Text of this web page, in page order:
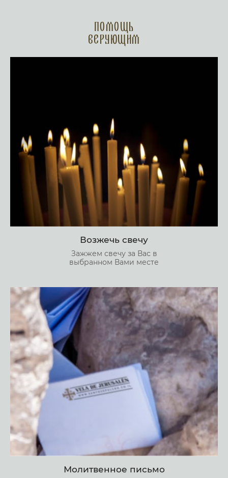
Помощь
верующим
Возжечь свечу
Зажжем свечу за Вас в
выбранном Вами месте
Молитвенное письмо